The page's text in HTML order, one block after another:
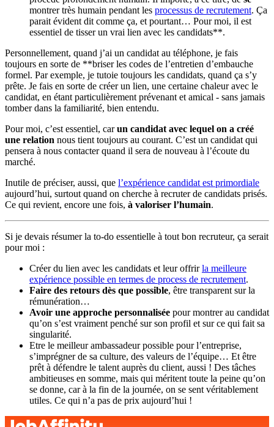
montrer très humain pendant les processus de recrutement. Ça
parait évident dit comme ça, et pourtant… Pour moi, il est
essentiel de tisser un vrai lien avec les candidats**.
Personnellement, quand j’ai un candidat au téléphone, je fais
toujours en sorte de **briser les codes de l’entretien d’embauche
formel. Par exemple, je tutoie toujours les candidats, quand ça s’y
prête. Je fais en sorte de créer un lien, une certaine chaleur avec le
candidat, en étant particulièrement prévenant et amical - sans jamais
tomber dans la familiarité, bien entendu.
Pour moi, c’est essentiel, carun candidat avec lequel on a créé
une relation nous tient toujours au courant. C’est un candidat qui
pensera à nous contacter quand il sera de nouveau à l’écoute du
marché.
Inutile de préciser, aussi, que l’expérience candidat est primordiale
aujourd’hui, surtout quand on cherche à recruter de candidats prisés.
Ce qui revient, encore une fois, à valoriser l’humain.
Si je devais résumer la to-do essentielle à tout bon recruteur, ça serait
pour moi :
Créer du lien avec les candidats et leur offrirla meilleure
expérience possible en termes de process de recrutement.
Faire des retours dès que possible, être transparent sur la
rémunération…
Avoir une approche personnalisée pour montrer au candidat
qu’on s’est vraiment penché sur son profil et sur ce qui fait sa
singularité.
Etre le meilleur ambassadeur possible pour l’entreprise,
s’imprégner de sa culture, des valeurs de l’équipe… Et être
prêt à défendre le talent auprès du client, aussi ! Des tâches
ambitieuses en somme, mais qui méritent toute la peine qu’on
se donne, car à la fin de la journée, on se sent véritablement
utiles. Ce qui n’a pas de prix aujourd’hui !